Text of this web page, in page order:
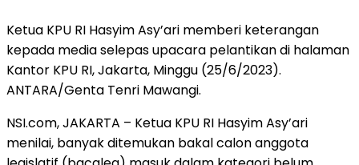
Ketua KPU RI Hasyim Asy’ari memberi keterangan
kepada media selepas upacara pelantikan di halaman
Kantor KPU RI, Jakarta, Minggu (25/6/2023).
ANTARA/Genta Tenri Mawangi.
NSI.com, JAKARTA – Ketua KPU RI Hasyim Asy’ari
menilai, banyak ditemukan bakal calon anggota